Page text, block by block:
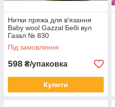
Нитки пряжа для в'язання
Baby wool Gazzal Бебі вул
Газал № 830
Під замовлення
598 ₴/упаковка
Купити